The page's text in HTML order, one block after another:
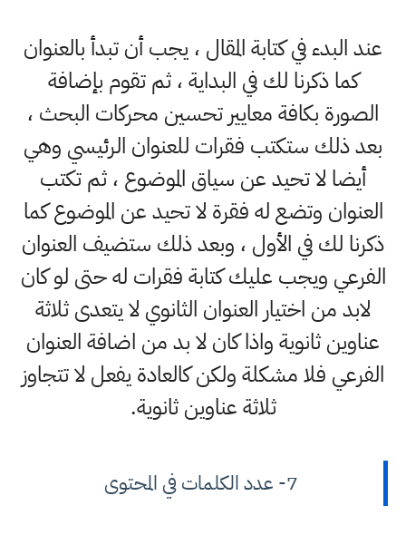
عند البدء في كتابة المقال ، يجب أن تبدأ بالعنوان
كما ذكرنا لك في البداية ، ثم تقوم بإضافة
الصورة بكافة معايير تحسين محركات البحث ،
بعد ذلك ستكتب فقرات للعنوان الرئيسي وهي
أيضا لا تحيد عن سياق الموضوع ، ثم تكتب
العنوان وتضع له فقرة لا تحيد عن الموضوع كما
ذكرنا لك في الأول ، وبعد ذلك ستضيف العنوان
الفرعي ويجب عليك كتابة فقرات له حتى لو كان
لابد من اختيار العنوان الثانوي لا يتعدى ثلاثة
عناوين ثانوية واذا كان لا بد من اضافة العنوان
الفرعي فلا مشكلة ولكن كالعادة يفعل لا تتجاوز
ثلاثة عناوين ثانوية.
7- عدد الكلمات في المحتوى